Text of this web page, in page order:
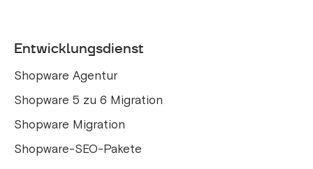
Entwicklungsdienst
Shopware Agentur
Shopware 5 zu 6 Migration
Shopware Migration
Shopware-SEO-Pakete